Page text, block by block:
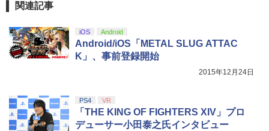
関連記事
iOS Android
Android/iOS「METAL SLUG ATTAC
K」、事前登録開始
2015年12月24日
PS4 VR
「THE KING OF FIGHTERS XIV」プロ
デューサー小田泰之氏インタビュー